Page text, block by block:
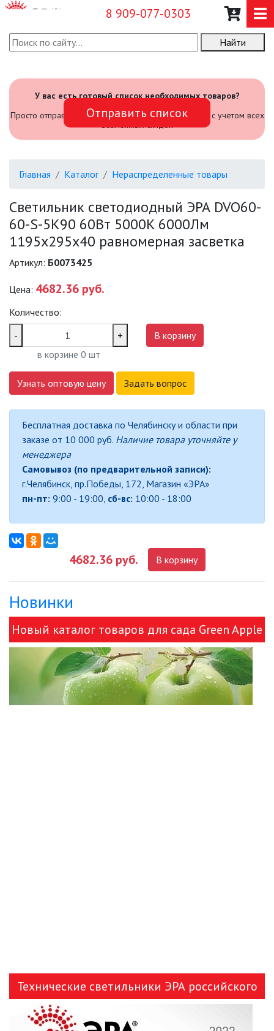
8 909-077-0303
О КОМПАНИИ
САДОВЫЙ ИНВЕНТАРЬ И
ИНСТРУМЕНТЫ
ОФИСНЫЕ ПОДВЕСНЫЕ
ПРОЖЕКТОРЫ
САДОВЫЕ СВЕТИЛЬНИКИ
СВЕТИЛЬНИКИ
СВЕТИЛЬНИКИ ДЛЯ РОСТА
РАСТЕНИЙ (ФИТОСВЕТИЛЬНИКИ)
АКСЕССУАРЫ ДЛЯ
ЭЛЕКТРОМОНТАЖА
БАКТЕРИЦИДНЫЕ ЛАМПЫ
ДАТЧИКИ ДВИЖЕНИЯ И
ДЕКОРАТИВНАЯ ПОДСВЕТКА
ДЕКОРАТИВНЫЕ СВЕТИЛЬНИКИ
ИЗОЛЯЦИОННАЯ ЛЕНТА
ИНФРАКРАСНЫЕ ЛАМПЫ
ИСТОЧНИКИ СВЕТА
НАСТОЛЬНЫЕ СВЕТИЛЬНИКИ
НИЗКОВОЛЬТНОЕ
Найти
У вас есть готовый список необходимых товаров?
Просто отправьте его нам и мы посчитаем стоимость с учетом всех
возможных скидок
Отправить список
Главная Каталог Нераспределенные товары
Светильник светодиодный ЭРА DVO60-
60-S-5K90 60Вт 5000K 6000Лм
1195х295х40 равномерная засветка
Артикул: Б0073425
Цена: 4682.36 руб.
Количество:
-
+
в корзине 0 шт
В корзину
Узнать оптовую цену Задать вопрос
Бесплатная доставка по Челябинску и области при
заказе от 10 000 руб. Наличие товара уточняйте у
менеджера
Самовывоз (по предварительной записи):
г.Челябинск, пр.Победы, 172, Магазин «ЭРА»
пн-пт: 9:00 - 19:00, сб-вс: 10:00 - 18:00
4682.36 руб. В корзину
Новинки
Новый каталог товаров для сада Green Apple
и ЭРА!
Технические светильники ЭРА российского